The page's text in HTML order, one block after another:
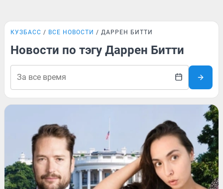
КУЗБАСС ВСЕ НОВОСТИ ДАРРЕН БИТТИ
Новости по тэгу Даррен Битти